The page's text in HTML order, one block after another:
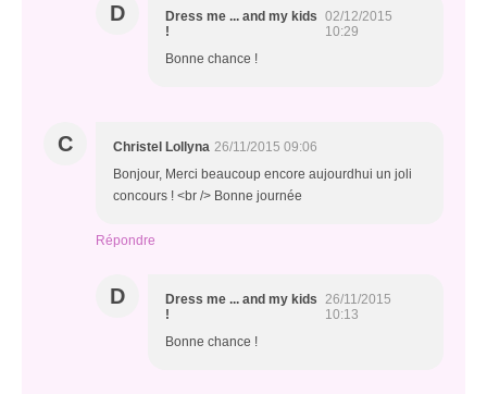
D
Dress me ... and my kids
!
02/12/2015
10:29
Bonne chance !
C Christel Lollyna 26/11/2015 09:06
Bonjour, Merci beaucoup encore aujourdhui un joli
concours ! <br /> Bonne journée
Répondre
D
Dress me ... and my kids
!
26/11/2015
10:13
Bonne chance !